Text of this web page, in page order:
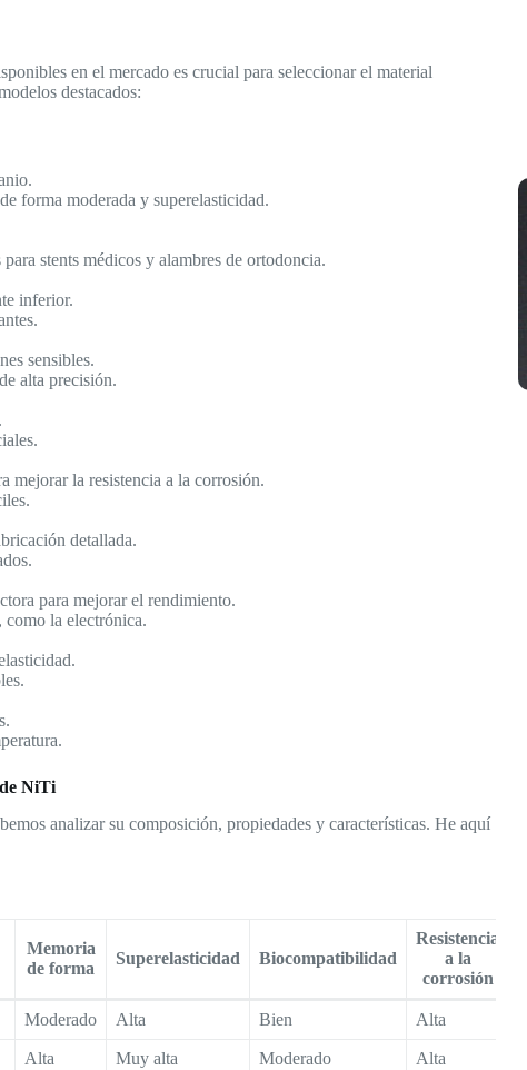
en el mercado es crucial para seleccionar el material
destacados:
forma moderada y superelasticidad.
stents médicos y alambres de ortodoncia.
inferior.
sensibles.
alta precisión.
mejorar la resistencia a la corrosión.
detallada.
para mejorar el rendimiento.
como la electrónica.
NiTi
analizar su composición, propiedades y características. He aquí
Memoria
de forma
Superelasticidad Biocompatibilidad
Resistencia
a la
corrosión
Moderado Alta Bien Alta
Alta Muy alta Moderado Alta